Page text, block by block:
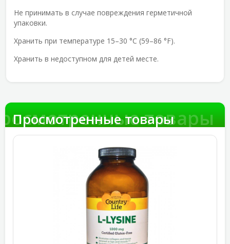
Не принимать в случае повреждения герметичной
упаковки.
Хранить при температуре 15–30 °С (59–86 °F).
Хранить в недоступном для детей месте.
товары
Просмотренные товары